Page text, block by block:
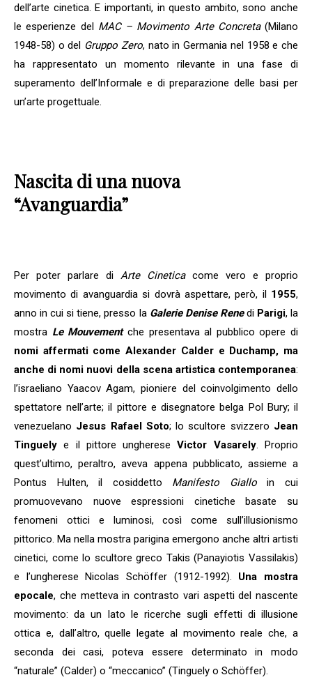
dell’arte cinetica. E importanti, in questo ambito, sono anche
le esperienze del MAC – Movimento Arte Concreta(Milano
1948-58) o del Gruppo Zero, nato in Germania nel 1958 e che
ha rappresentato un momento rilevante in una fase di
superamento dell’Informale e di preparazione delle basi per
un’arte progettuale.
Nascita di una nuova
“Avanguardia”
Per poter parlare di Arte Cineticacome vero e proprio
movimento di avanguardia si dovrà aspettare, però, il 1955,
anno in cui si tiene, presso la Galerie Denise Renedi Parigi, la
mostra Le Mouvementche presentava al pubblico opere di
nomi affermati come Alexander Calder e Duchamp, ma
anche di nomi nuovi della scena artistica contemporanea:
l’israeliano Yaacov Agam, pioniere del coinvolgimento dello
spettatore nell’arte; il pittore e disegnatore belga Pol Bury; il
venezuelano Jesus Rafael Soto; lo scultore svizzero Jean
Tinguely e il pittore unghereseVictor Vasarely. Proprio
quest’ultimo, peraltro, aveva appena pubblicato, assieme a
Pontus Hulten, il cosiddetto Manifesto Gialloin cui
promuovevano nuove espressioni cinetiche basate su
fenomeni ottici e luminosi, così come sull’illusionismo
pittorico. Ma nella mostra parigina emergono anche altri artisti
cinetici, come lo scultore greco Takis (Panayiotis Vassilakis)
e l’ungherese Nicolas Schöffer (1912-1992). Una mostra
epocale, che metteva in contrasto vari aspetti del nascente
movimento: da un lato le ricerche sugli effetti di illusione
ottica e, dall’altro, quelle legate al movimento reale che, a
seconda dei casi, poteva essere determinato in modo
“naturale” (Calder) o “meccanico” (Tinguely o Schöffer).